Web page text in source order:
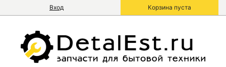
Вход Корзина пуста